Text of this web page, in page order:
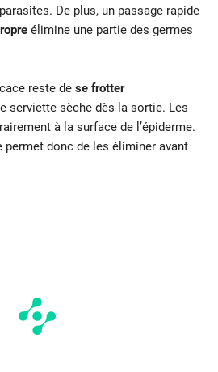
De plus, un passage rapide
élimine une partie des germes
reste de se frotter
serviette sèche dès la sortie. Les
à la surface de l’épiderme.
donc de les éliminer avant